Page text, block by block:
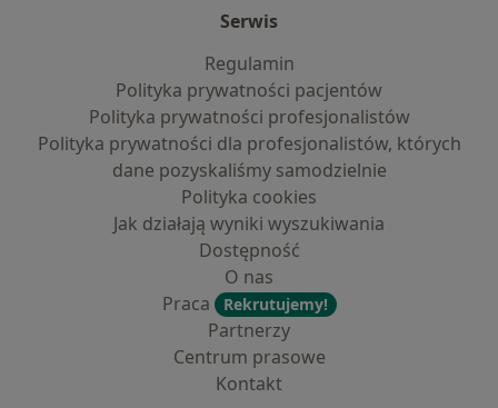
Serwis
Regulamin
Polityka prywatności pacjentów
Polityka prywatności profesjonalistów
Polityka prywatności dla profesjonalistów, których
dane pozyskaliśmy samodzielnie
Polityka cookies
Jak działają wyniki wyszukiwania
Dostępność
O nas
Praca
Rekrutujemy!
Partnerzy
Centrum prasowe
Kontakt